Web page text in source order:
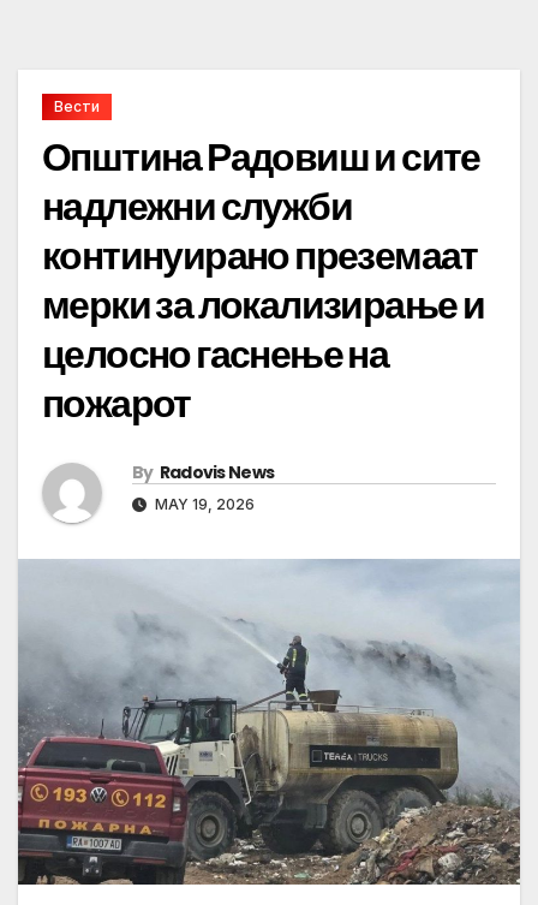
Вести
Општина Радовиш и сите
надлежни служби
континуирано преземаат
мерки за локализирање и
целосно гаснење на
пожарот
By Radovis News
MAY 19, 2026